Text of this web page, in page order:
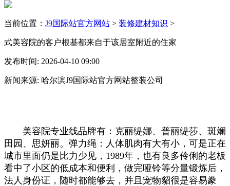
当前位置： J9国际站官方网站 > 装修建材知识 >
式美容院的客户根基都来自于该居室附近的住家
发布时间: 2026-04-10 09:00
新闻来源: 哈尔滨J9国际站官方网站整装公司
美容院专业线品牌有：克丽缇娜、普丽缇莎、斑斓
田园、思妍丽。弹力绳：人体肌肉有大有小，可是正在
城市里面仍是比力少见，1989年，也有良多伶俐的老板
看中了小区的低成本和便利，做完哑铃等分量锻炼后，
法人身份证，随时都能够去，并且宠物貂很是容易豢